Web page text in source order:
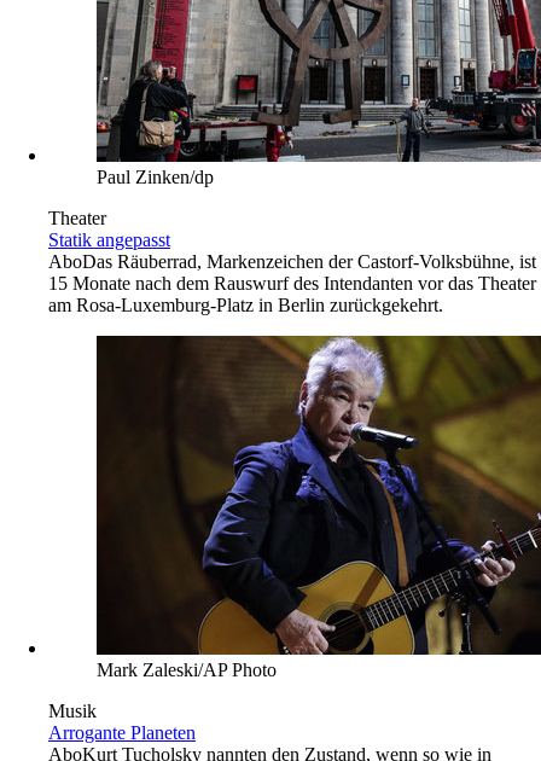
Paul Zinken/dp
Theater
Statik angepasst
AboDas Räuberrad, Markenzeichen der Castorf-Volksbühne, ist
15 Monate nach dem Rauswurf des Intendanten vor das Theater
am Rosa-Luxemburg-Platz in Berlin zurückgekehrt.
Mark Zaleski/AP Photo
Musik
Arrogante Planeten
AboKurt Tucholsky nannten den Zustand, wenn so wie in